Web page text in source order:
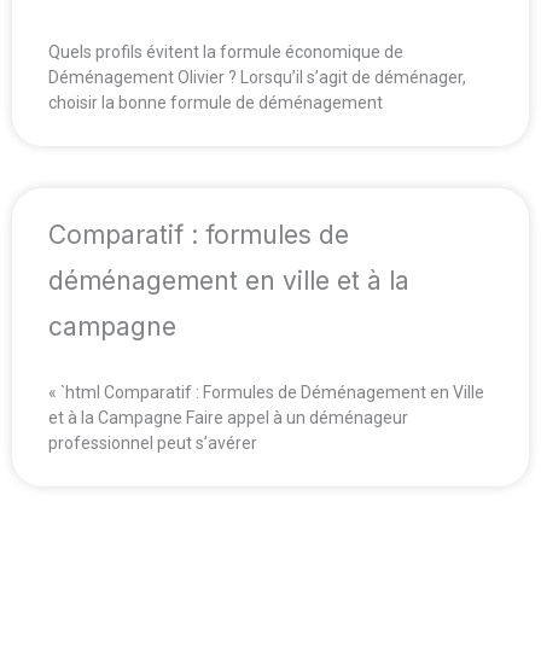
Quels profils évitent la formule économique de
Déménagement Olivier ? Lorsqu’il s’agit de déménager,
choisir la bonne formule de déménagement
Comparatif : formules de
déménagement en ville et à la
campagne
« `html Comparatif : Formules de Déménagement en Ville
et à la Campagne Faire appel à un déménageur
professionnel peut s’avérer